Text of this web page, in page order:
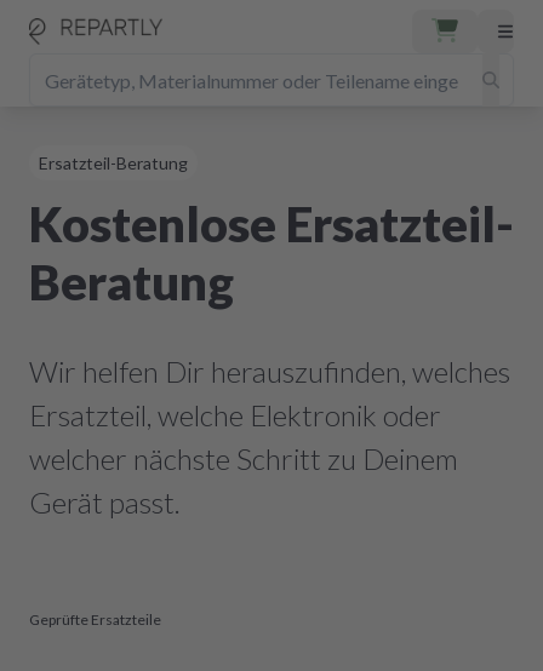
Ersatzteil-Beratung
Kostenlose Ersatzteil-
Beratung
Wir helfen Dir herauszufinden, welches
Ersatzteil, welche Elektronik oder
welcher nächste Schritt zu Deinem
Gerät passt.
Geprüfte Ersatzteile